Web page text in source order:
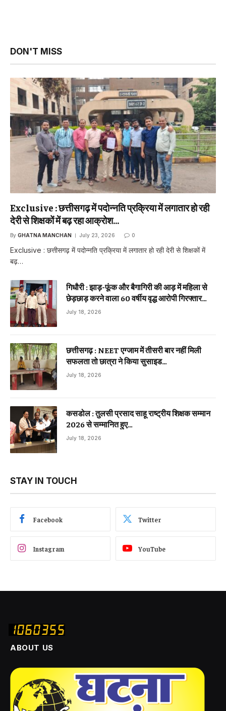
DON'T MISS
Exclusive : छत्तीसगढ़ में पदोन्नति प्रक्रिया में लगातार हो रही
देरी से शिक्षकों में बढ़ रहा आक्रोश…
By GHATNA MANCHAN July 23, 2026 0
Exclusive : छत्तीसगढ़ में पदोन्नति प्रक्रिया में लगातार हो रही देरी से शिक्षकों में
बढ़…
गिधौरी : झाड़-फूंक और बैगागिरी की आड़ में महिला से
छेड़छाड़ करने वाला 60 वर्षीय वृद्ध आरोपी गिरफ्तार…
July 18, 2026
छत्तीसगढ़ : NEET एग्जाम में तीसरी बार नहीं मिली
सफलता तो छात्रा ने किया सुसाइड…
July 18, 2026
कसडोल : तुलसी प्रसाद साहू राष्ट्रीय शिक्षक सम्मान
2026 से सम्मानित हुए…
July 18, 2026
STAY IN TOUCH
Facebook Twitter
Instagram YouTube
ABOUT US